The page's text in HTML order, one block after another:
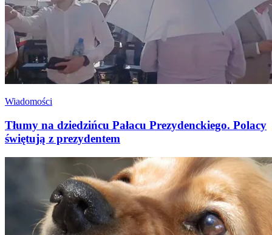
Wiadomości
Tłumy na dziedzińcu Pałacu Prezydenckiego. Polacy
świętują z prezydentem